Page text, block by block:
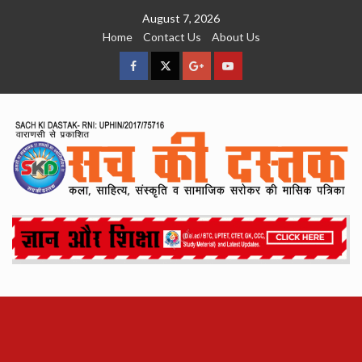
August 7, 2026
Home
Contact Us About Us
facebookTwitterGoogleYouTube